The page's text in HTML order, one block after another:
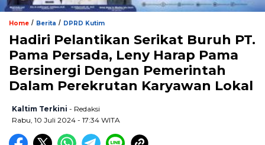
Home / Berita / DPRD Kutim
Hadiri Pelantikan Serikat Buruh PT.
Pama Persada, Leny Harap Pama
Bersinergi Dengan Pemerintah
Dalam Perekrutan Karyawan Lokal
Kaltim Terkini - Redaksi
Rabu, 10 Juli 2024 - 17:34 WITA